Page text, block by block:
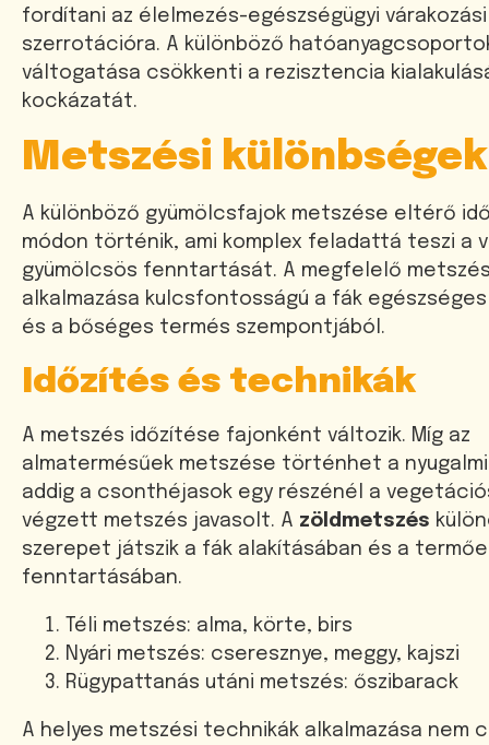
fordítani az élelmezés-egészségügyi
szerrotációra. A különböző
váltogatása csökkenti a rezisztencia
kockázatát.
Metszési különbségek
A különböző gyümölcsfajok metszése eltérő
módon történik, ami komplex feladattá teszi a
gyümölcsös fenntartását. A megfelelő
alkalmazása kulcsfontosságú a fák
és a bőséges termés szempontjából.
Időzítés és technikák
A metszés időzítése fajonként változik. Míg az
almatermésűek metszése történhet a nyugalmi
addig a csonthéjasok egy részénél a
végzett metszés javasolt. A zöldmetszés
szerepet játszik a fák alakításában és a
fenntartásában.
Téli metszés: alma, körte, birs
Nyári metszés: cseresznye, meggy, kajszi
Rügypattanás utáni metszés: őszibarack
A helyes metszési technikák alkalmazása nem